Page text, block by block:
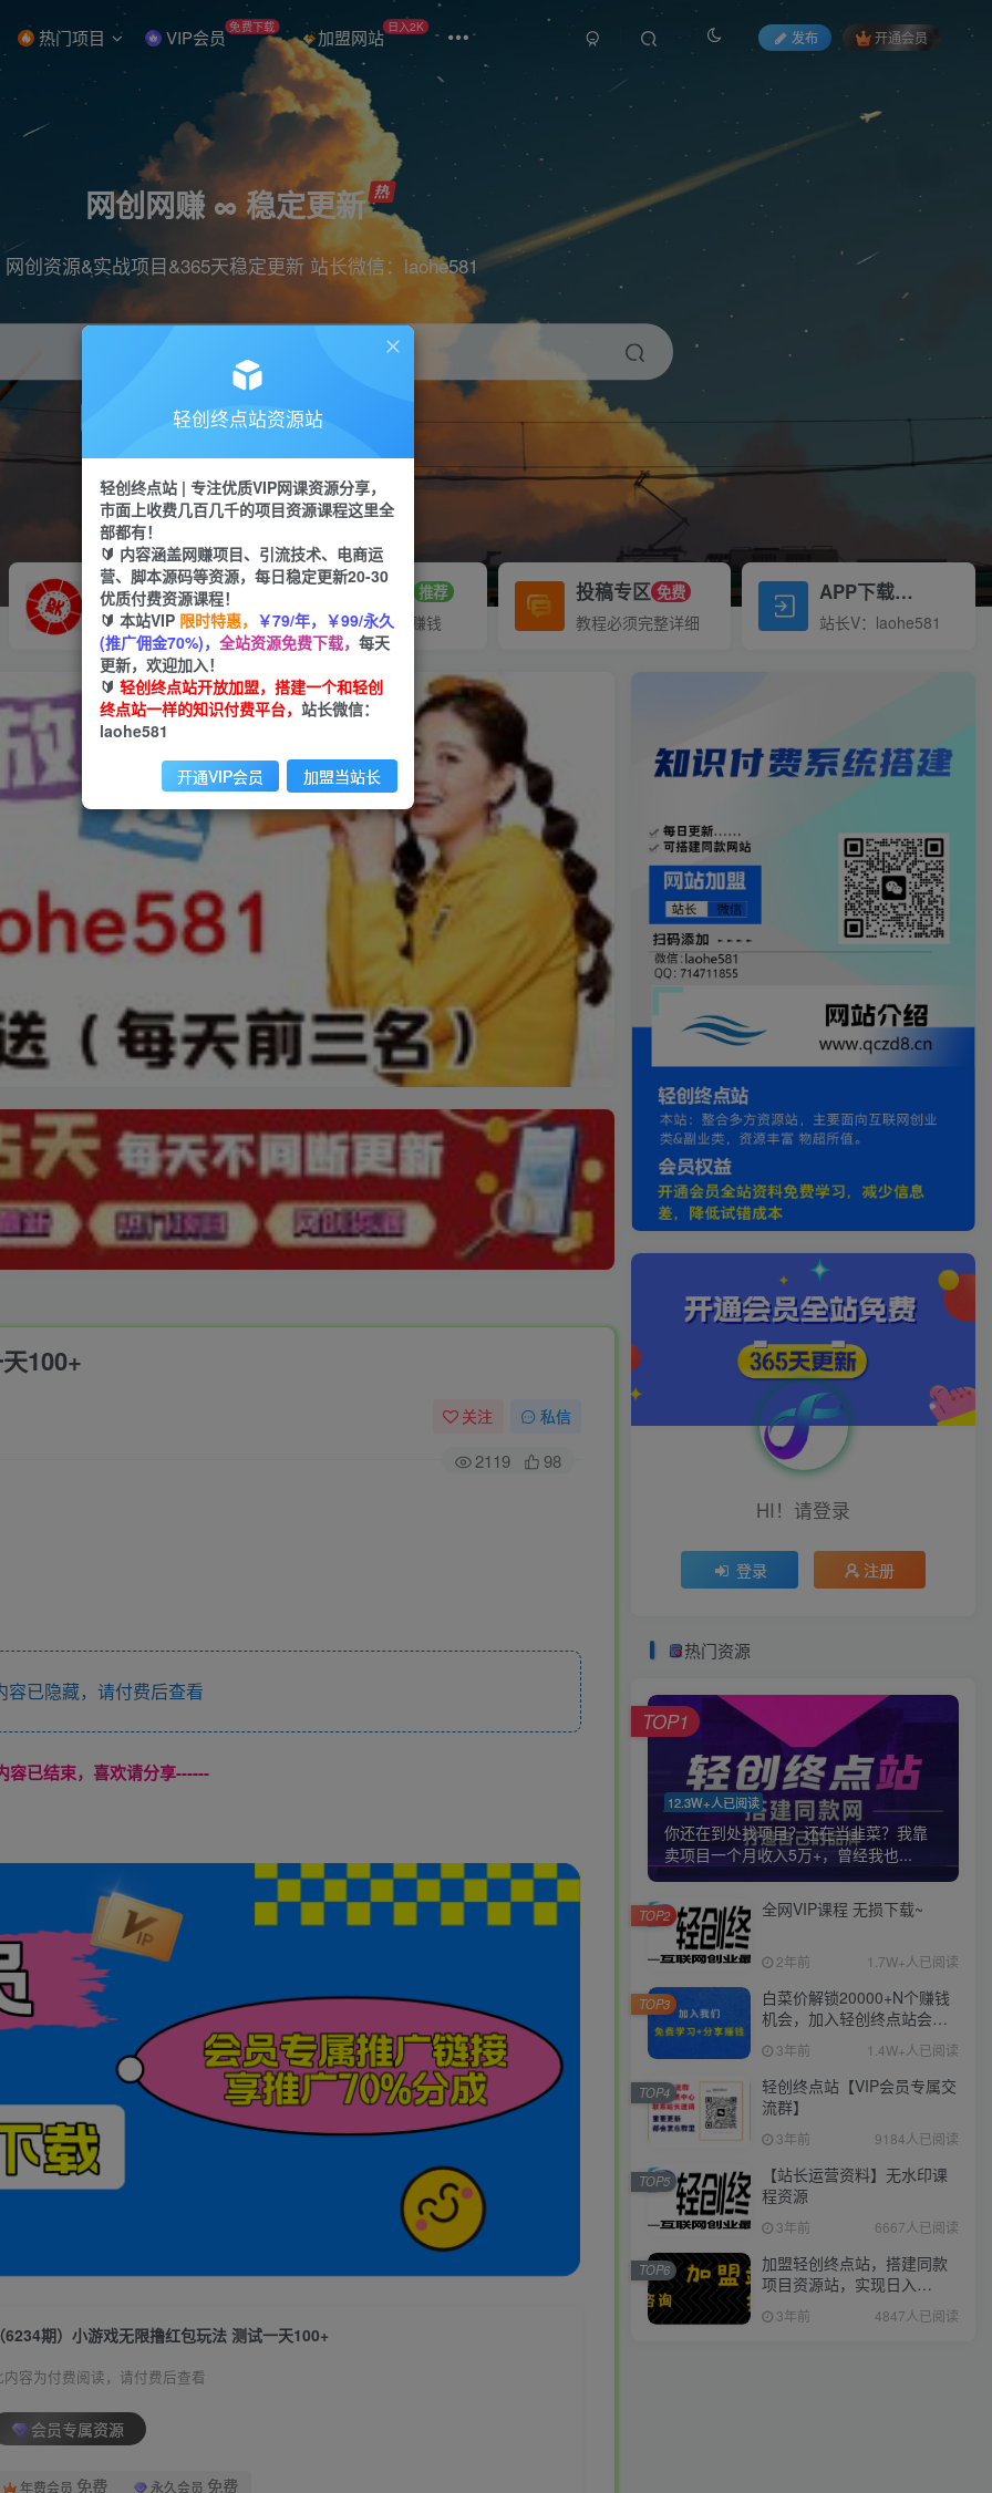
热门项目 VIP会员 免费下载 加盟网站 日入2K
发布 开通会员
网创网赚 ∞ 稳定更新
网创资源&实战项目&365天稳定更新 站长微信：laohe581
引流 短视频 剪辑
推广赚钱
70%分佣
推广返佣高达70%
站长招募 推荐
24小时自动赚钱
投稿专区 免费
教程必须完整详细
APP下载Down
站长V：laohe581
100+
关注 私信
2119 98
已隐藏，请付费后查看
容已结束，喜欢请分享------
6234期）小游戏无限撸红包玩法 测试一天100+
内容为付费阅读，请付费后查看
会员专属资源
年费会员 免费 永久会员 免费
HI！请登录
登录 注册
热门资源
12.3W+人已阅读
你还在到处找项目？还在当韭菜？我靠
卖项目一个月收入5万+，曾经我也...
TOP1
全网VIP课程 无损下载~
2年前 1.7W+人已阅读
TOP2
白菜价解锁20000+N个赚钱
机会，加入轻创终点站会
员，全站资源免费学习。
3年前 1.4W+人已阅读
TOP3
轻创终点站【VIP会员专属交
流群】
3年前 9184人已阅读
TOP4
【站长运营资料】无水印课
程资源
3年前 6667人已阅读
TOP5
加盟轻创终点站，搭建同款
项目资源站，实现日入
2000+
3年前 4847人已阅读
TOP6
轻创终点站资源站
轻创终点站 | 专注优质VIP网课资源分享，
市面上收费几百几千的项目资源课程这里全
部都有！
🔰 内容涵盖网赚项目、引流技术、电商运
营、脚本源码等资源，每日稳定更新20-30
优质付费资源课程！
🔰 本站VIP 限时特惠， ￥79/年，￥99/永久
(推广佣金70%)， 全站资源免费下载， 每天
更新，欢迎加入！
🔰 轻创终点站开放加盟，搭建一个和轻创
终点站一样的知识付费平台， 站长微信：
laohe581
开通VIP会员 加盟当站长